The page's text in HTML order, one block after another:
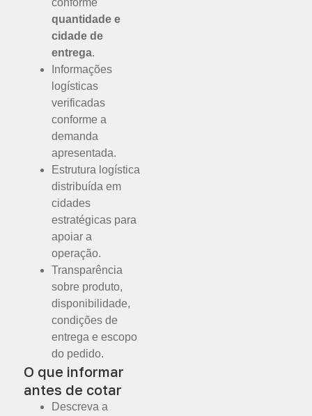
quantidade e
cidade de
entrega.
Informações
logísticas
verificadas
conforme a
demanda
apresentada.
Estrutura logística
distribuída em
cidades
estratégicas para
apoiar a
operação.
Transparência
sobre produto,
disponibilidade,
condições de
entrega e escopo
do pedido.
O que informar
antes de cotar
Descreva a